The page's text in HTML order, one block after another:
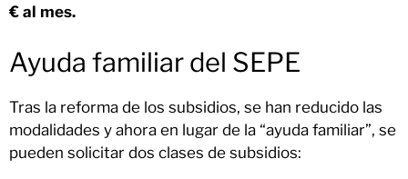
€ al mes.
Ayuda familiar del SEPE
Tras la reforma de los subsidios, se han reducido las
modalidades y ahora en lugar de la “ayuda familiar”, se
pueden solicitar dos clases de subsidios: